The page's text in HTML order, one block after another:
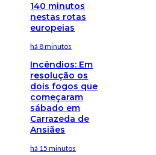
140 minutos
nestas rotas
europeias
há 8 minutos
Incêndios: Em
resolução os
dois fogos que
começaram
sábado em
Carrazeda de
Ansiães
há 15 minutos